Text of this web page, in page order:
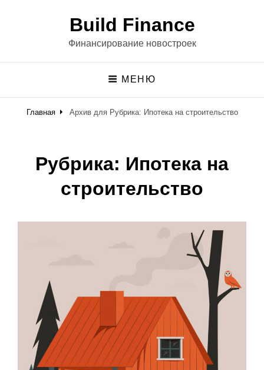
Build Finance
Финансирование новостроек
МЕНЮ
Главная Архив для Рубрика: Ипотека на строительство
Рубрика: Ипотека на
строительство